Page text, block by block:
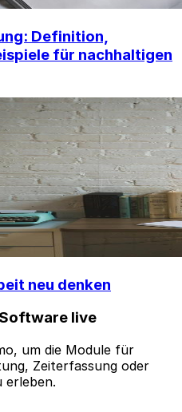
Definition,
für nachhaltigen
neu denken
Software live
um die Module für
Zeiterfassung oder
erleben.